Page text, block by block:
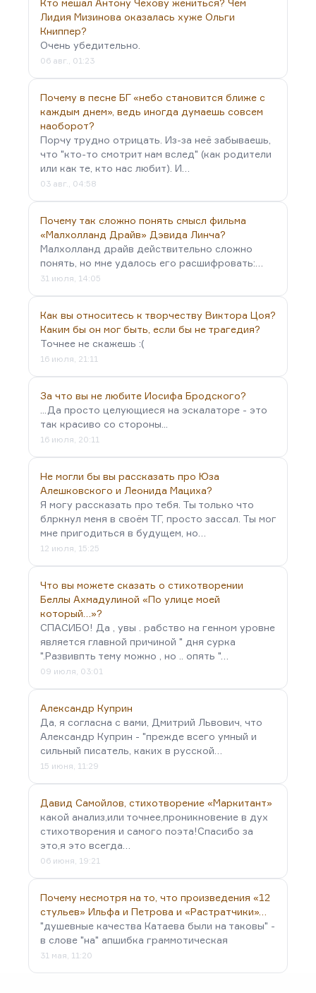
физиологической…
Кто мешал Антону Чехову жениться? Чем
Лидия Мизинова оказалась хуже Ольги
Книппер?
Очень убедительно.
06 авг., 01:23
Почему в песне БГ «небо становится ближе с
каждым днем», ведь иногда думаешь совсем
наоборот?
Порчу трудно отрицать. Из-за неё забываешь,
что "кто-то смотрит нам вслед" (как родители
или как те, кто нас любит). И…
03 авг., 04:58
Почему так сложно понять смысл фильма
«Малхолланд Драйв» Дэвида Линча?
Малхолланд драйв действительно сложно
понять, но мне удалось его расшифровать:…
31 июля, 14:05
Как вы относитесь к творчеству Виктора Цоя?
Каким бы он мог быть, если бы не трагедия?
Точнее не скажешь :(
16 июля, 21:11
За что вы не любите Иосифа Бродского?
...Да просто целующиеся на эскалаторе - это
так красиво со стороны...
16 июля, 20:11
Не могли бы вы рассказать про Юза
Алешковского и Леонида Мациха?
Я могу рассказать про тебя. Ты только что
блркнул меня в своём ТГ, просто зассал. Ты мог
мне пригодиться в будущем, но…
12 июля, 15:25
Что вы можете сказать о стихотворении
Беллы Ахмадулиной «По улице моей
который…»?
СПАСИБО! Да , увы . рабство на генном уровне
является главной причиной " дня сурка
".Развивпть тему можно , но .. опять "…
09 июля, 03:01
Александр Куприн
Да, я согласна с вами, Дмитрий Львович, что
Александр Куприн - "прежде всего умный и
сильный писатель, каких в русской…
15 июня, 11:29
Давид Самойлов, стихотворение «Маркитант»
какой анализ,или точнее,проникновение в дух
стихотворения и самого поэта!Спасибо за
это,я это всегда…
06 июня, 19:21
Почему несмотря на то, что произведения «12
стульев» Ильфа и Петрова и «Растратчики»…
"душевные качества Катаева были на таковы" -
в слове "на" апшибка граммотическая
31 мая, 11:20